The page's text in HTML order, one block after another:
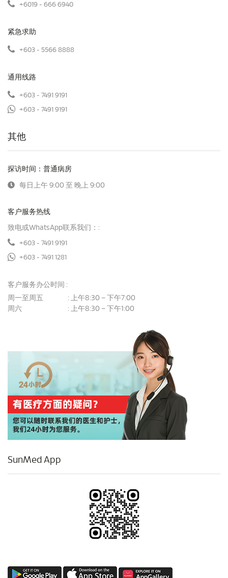
+6019 - 666 6940
紧急求助
+603 - 5566 8888
通用线路
+603 - 7491 9191
+603 - 7491 9191
其他
探访时间：普通病房
每日上午 9:00 至 晚上 9:00
客户服务热线
致电或WhatsApp联系我们：:
+603 - 7491 9191
+603 - 7491 1281
客户服务办公时间 :
周一至周五
: 上午8:30 – 下午7:00
周六
: 上午8:30 – 下午1:00
SunMed App